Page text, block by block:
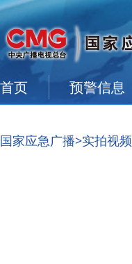
首页 预警信息
国家应急广播>实拍视频